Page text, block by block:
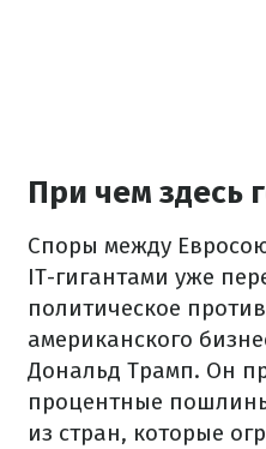
При чем здесь
Споры между
IT-гигантами уже
политическое
американского
Дональд Трамп. Он
процентные
из стран, которые